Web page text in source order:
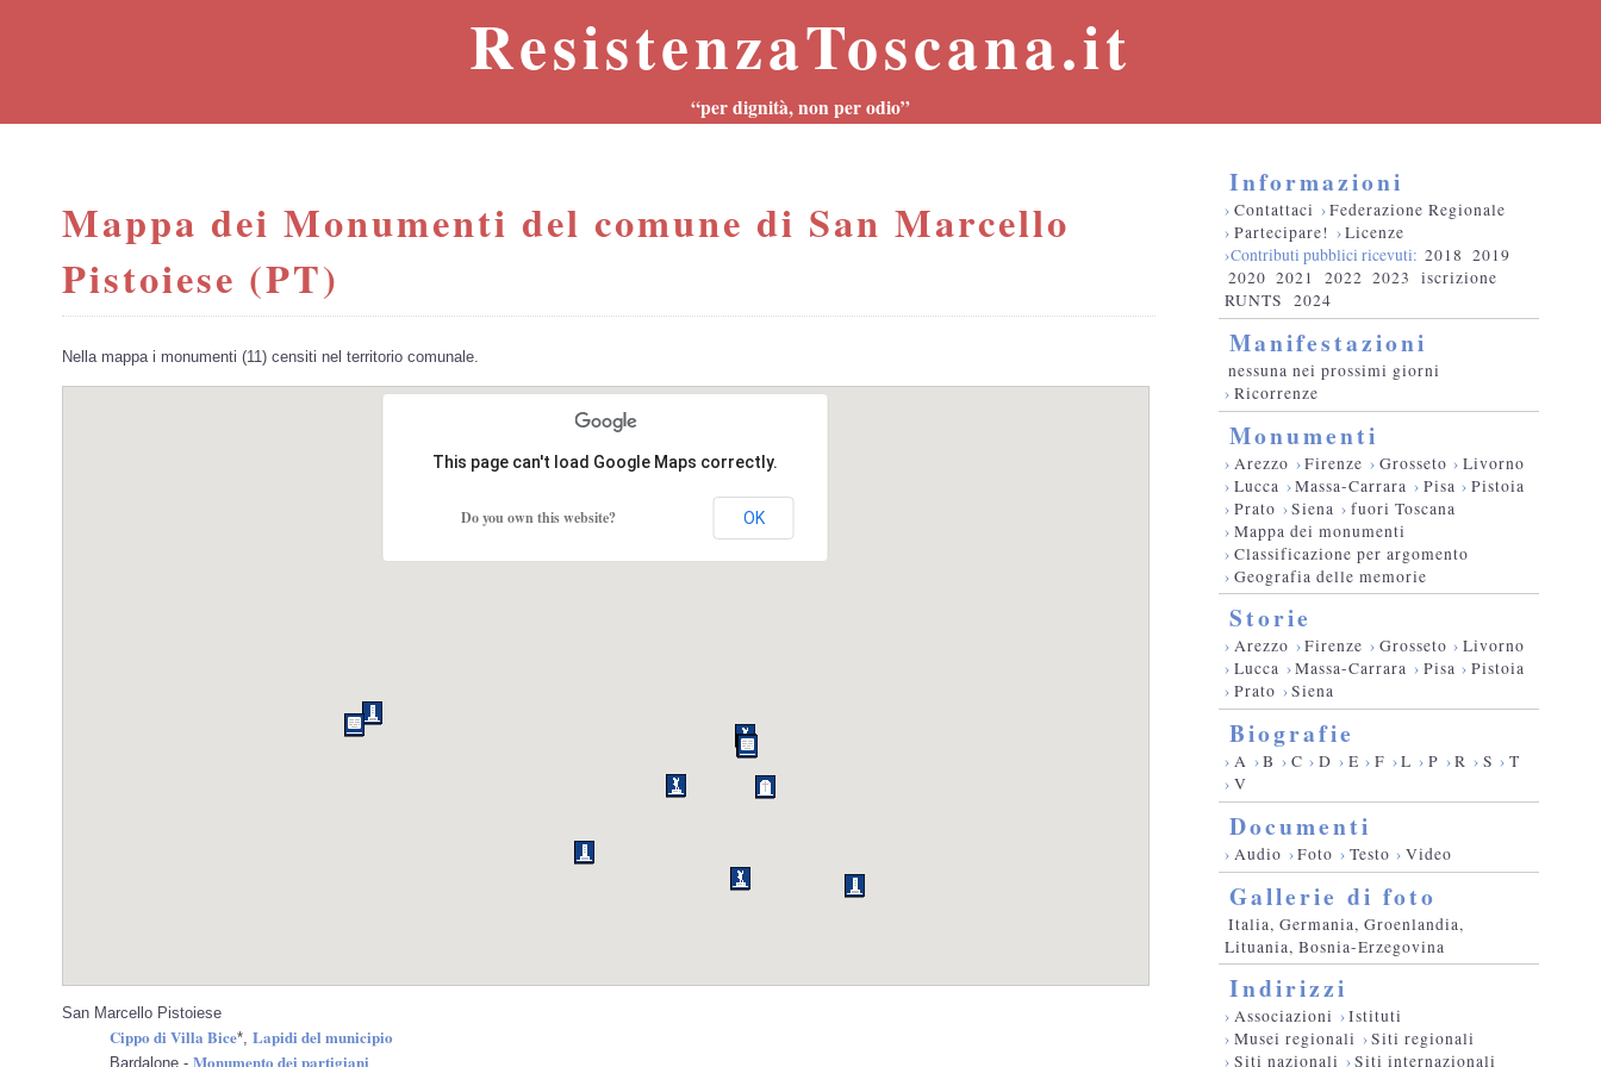
ResistenzaToscana.it
“per dignità, non per odio”
Mappa dei Monumenti del comune di San Marcello
Pistoiese (PT)
Nella mappa i monumenti (11) censiti nel territorio comunale.
This page can't load Google Maps correctly.
Do you own this website? OK
San Marcello Pistoiese
Cippo di Villa Bice*, Lapidi del municipio
Bardalone - Monumento dei partigiani
Informazioni
› Contattaci ›Federazione Regionale
› Partecipare! ›Licenze
›Contributi pubblici ricevuti: 2018 2019
2020 2021 2022 2023
iscrizione
RUNTS
2024
Manifestazioni
nessuna nei prossimi giorni
› Ricorrenze
Monumenti
› Arezzo ›Firenze › Grosseto › Livorno
› Lucca ›Massa-Carrara › Pisa › Pistoia
› Prato ›Siena › fuori Toscana
› Mappa dei monumenti
› Classificazione per argomento
› Geografia delle memorie
Storie
› Arezzo ›Firenze › Grosseto › Livorno
› Lucca ›Massa-Carrara › Pisa › Pistoia
› Prato ›Siena
Biografie
› A ›B › C › D › E › F ›L › P ›R › S › T
› V
Documenti
› Audio ›Foto › Testo › Video
Gallerie di foto
Italia, Germania, Groenlandia,
Lituania, Bosnia-Erzegovina
Indirizzi
› Associazioni ›Istituti
› Musei regionali ›Siti regionali
› Siti nazionali ›Siti internazionali